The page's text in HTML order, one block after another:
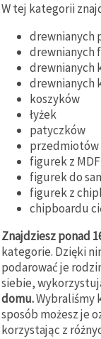
W tej kategorii
drewnianych
drewnianych
drewnianych
drewnianych
koszyków
łyżek
patyczków
przedmiotów
figurek z MDF
figurek do
figurek z
chipboardu
Znajdziesz ponad
kategorie. Dzięki
podarować je
siebie,
domu.Wybraliśmy
sposób możesz je
korzystając z